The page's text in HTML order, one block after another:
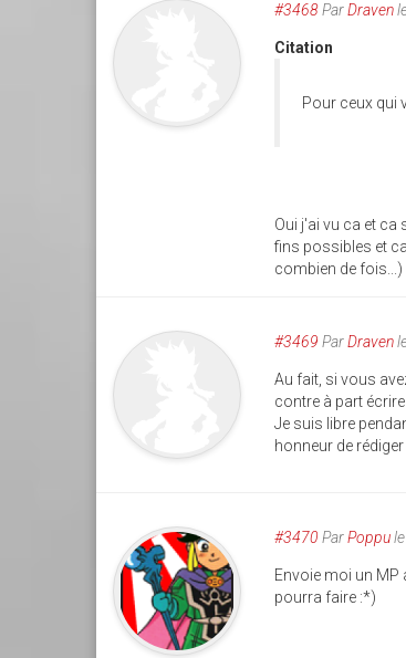
#3468ParDraven
Citation
Pour ceux qui
Oui j'ai vu ca et ca
fins possibles et
combien de fois...)
#3469 ParDraven
Au fait, si vous
contre à part
Je suis libre
honneur de
#3470 ParPoppu
Envoie moi un
pourra faire :*)